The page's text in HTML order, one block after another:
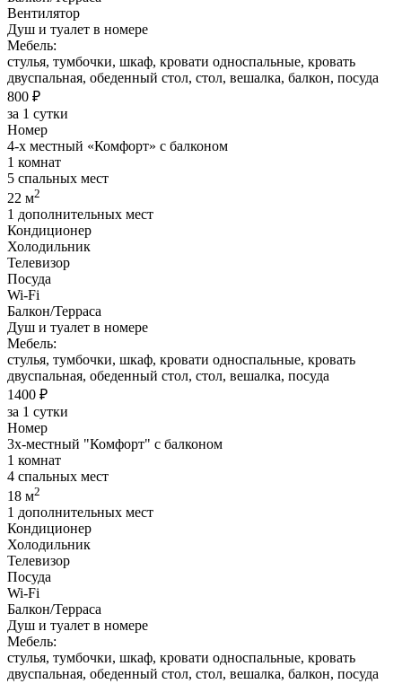
Вентилятор
Душ и туалет в номере
Мебель:
стулья, тумбочки, шкаф, кровати односпальные, кровать
двуспальная, обеденный стол, стол, вешалка, балкон, посуда
800 ₽
за 1 сутки
Номер
4-х местный «Комфорт» с балконом
1 комнат
5 спальных мест
22 м2
1 дополнительных мест
Кондиционер
Холодильник
Телевизор
Посуда
Wi-Fi
Балкон/Терраса
Душ и туалет в номере
Мебель:
стулья, тумбочки, шкаф, кровати односпальные, кровать
двуспальная, обеденный стол, стол, вешалка, посуда
1400 ₽
за 1 сутки
Номер
3х-местный "Комфорт" с балконом
1 комнат
4 спальных мест
18 м2
1 дополнительных мест
Кондиционер
Холодильник
Телевизор
Посуда
Wi-Fi
Балкон/Терраса
Душ и туалет в номере
Мебель:
стулья, тумбочки, шкаф, кровати односпальные, кровать
двуспальная, обеденный стол, стол, вешалка, балкон, посуда